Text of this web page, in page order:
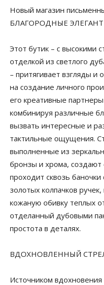
Новый магазин
БЛАГОРОДНЫЕ
Этот бутик – с высокими
отделкой из светлого
– притягивает взгляды
на создание личного
его креативные
комбинируя различные
вызвать интересные и
тактильные ощущения.
выполненные из
бронзы и хрома, создают
проходит сквозь
золотых колпачков
кожаную обивку теплых
отделанный дубовыми
простота в деталях.
ВДОХНОВЛЕННЫЙ
Источником